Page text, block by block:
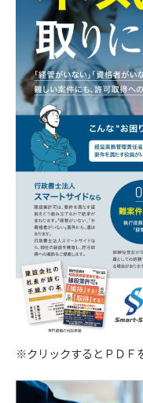
年月日・住所・
人を特定できる
お問い合わせフ
氏名・電話番号
ただきます。
【３．個人情報
取得した閲覧・
ザー別に適した
めに利用します
等の情報は、結
を第三者へ提供
【４．個人デー
当社は個人情報
努め、不正なア
び毀損から保
護規程を設け、
※クリックするとＰＤＦ